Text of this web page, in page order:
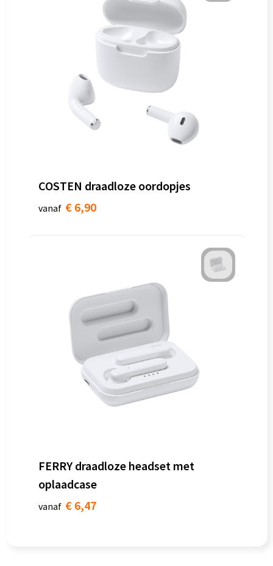
COSTEN draadloze oordopjes
vanaf € 6,90
FERRY draadloze headset met
oplaadcase
vanaf € 6,47